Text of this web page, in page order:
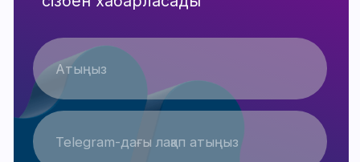
бірнеше менеджер әрқашан чатта
ынтымақтастықтың барлық
кезеңдерінде көмек;
нативті трафик көздері үшін вайттар
мен алдын ала модерацияға қолдау;
аккаунттарды таңдаудың икемді
жүйесі.
Техникалық ерекшеліктер: